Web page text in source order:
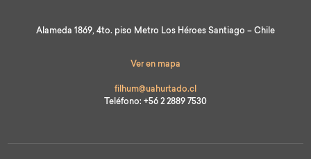
Alameda 1869, 4to. piso Metro Los Héroes Santiago – Chile
Ver en mapa
filhum@uahurtado.cl
Teléfono: +56 2 2889 7530